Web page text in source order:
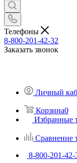
Телефоны
8-800-201-42-32
Заказать звонок
Личный
Корзина0
Избранные
Сравнение
8-800-201-42-